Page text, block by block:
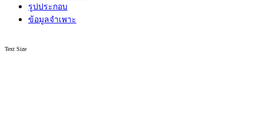
รูปประกอบ
ข้อมูลจำเพาะ
Text Size